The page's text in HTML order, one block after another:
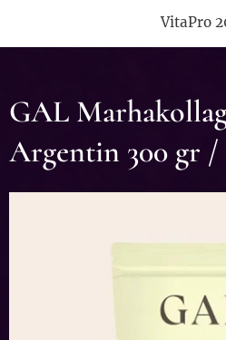
VitaPro
GAL
Argentin 300 gr /